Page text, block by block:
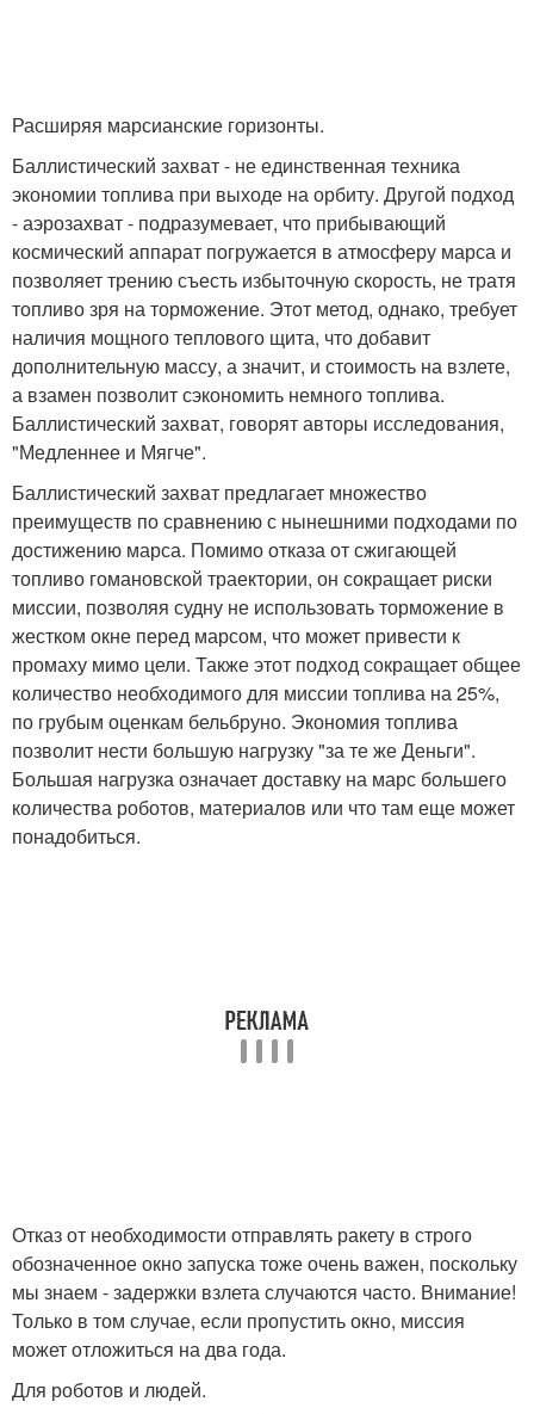
Расширяя марсианские горизонты.
Баллистический захват - не единственная техника
экономии топлива при выходе на орбиту. Другой подход
- аэрозахват - подразумевает, что прибывающий
космический аппарат погружается в атмосферу марса и
позволяет трению съесть избыточную скорость, не тратя
топливо зря на торможение. Этот метод, однако, требует
наличия мощного теплового щита, что добавит
дополнительную массу, а значит, и стоимость на взлете,
а взамен позволит сэкономить немного топлива.
Баллистический захват, говорят авторы исследования,
"Медленнее и Мягче".
Баллистический захват предлагает множество
преимуществ по сравнению с нынешними подходами по
достижению марса. Помимо отказа от сжигающей
топливо гомановской траектории, он сокращает риски
миссии, позволяя судну не использовать торможение в
жестком окне перед марсом, что может привести к
промаху мимо цели. Также этот подход сокращает общее
количество необходимого для миссии топлива на 25%,
по грубым оценкам бельбруно. Экономия топлива
позволит нести большую нагрузку "за те же Деньги".
Большая нагрузка означает доставку на марс большего
количества роботов, материалов или что там еще может
понадобиться.
Отказ от необходимости отправлять ракету в строго
обозначенное окно запуска тоже очень важен, поскольку
мы знаем - задержки взлета случаются часто. Внимание!
Только в том случае, если пропустить окно, миссия
может отложиться на два года.
Для роботов и людей.